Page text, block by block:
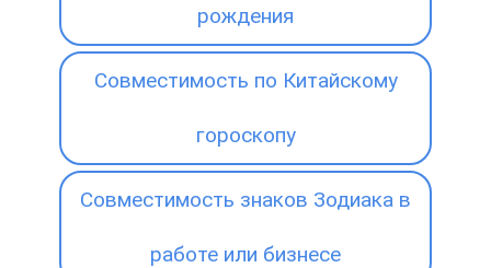
рождения
Совместимость по Китайскому
гороскопу
Совместимость знаков Зодиака в
работе или бизнесе